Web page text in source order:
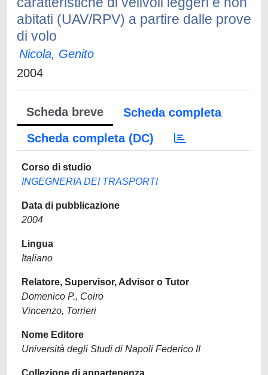
abitati (UAV/RPV) a partire dalle prove
di volo
Nicola, Genito
2004
Scheda breve
Scheda completa
Scheda completa (DC)
Corso di studio
INGEGNERIA DEI TRASPORTI
Data di pubblicazione
2004
Lingua
Italiano
Relatore, Supervisor, Advisor o Tutor
Domenico P., Coiro
Vincenzo, Torrieri
Nome Editore
Università degli Studi di Napoli Federico II
Collezione di appartenenza